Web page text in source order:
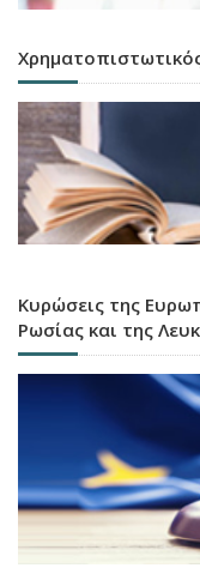
Κυρώσεις της
Ρωσίας και της